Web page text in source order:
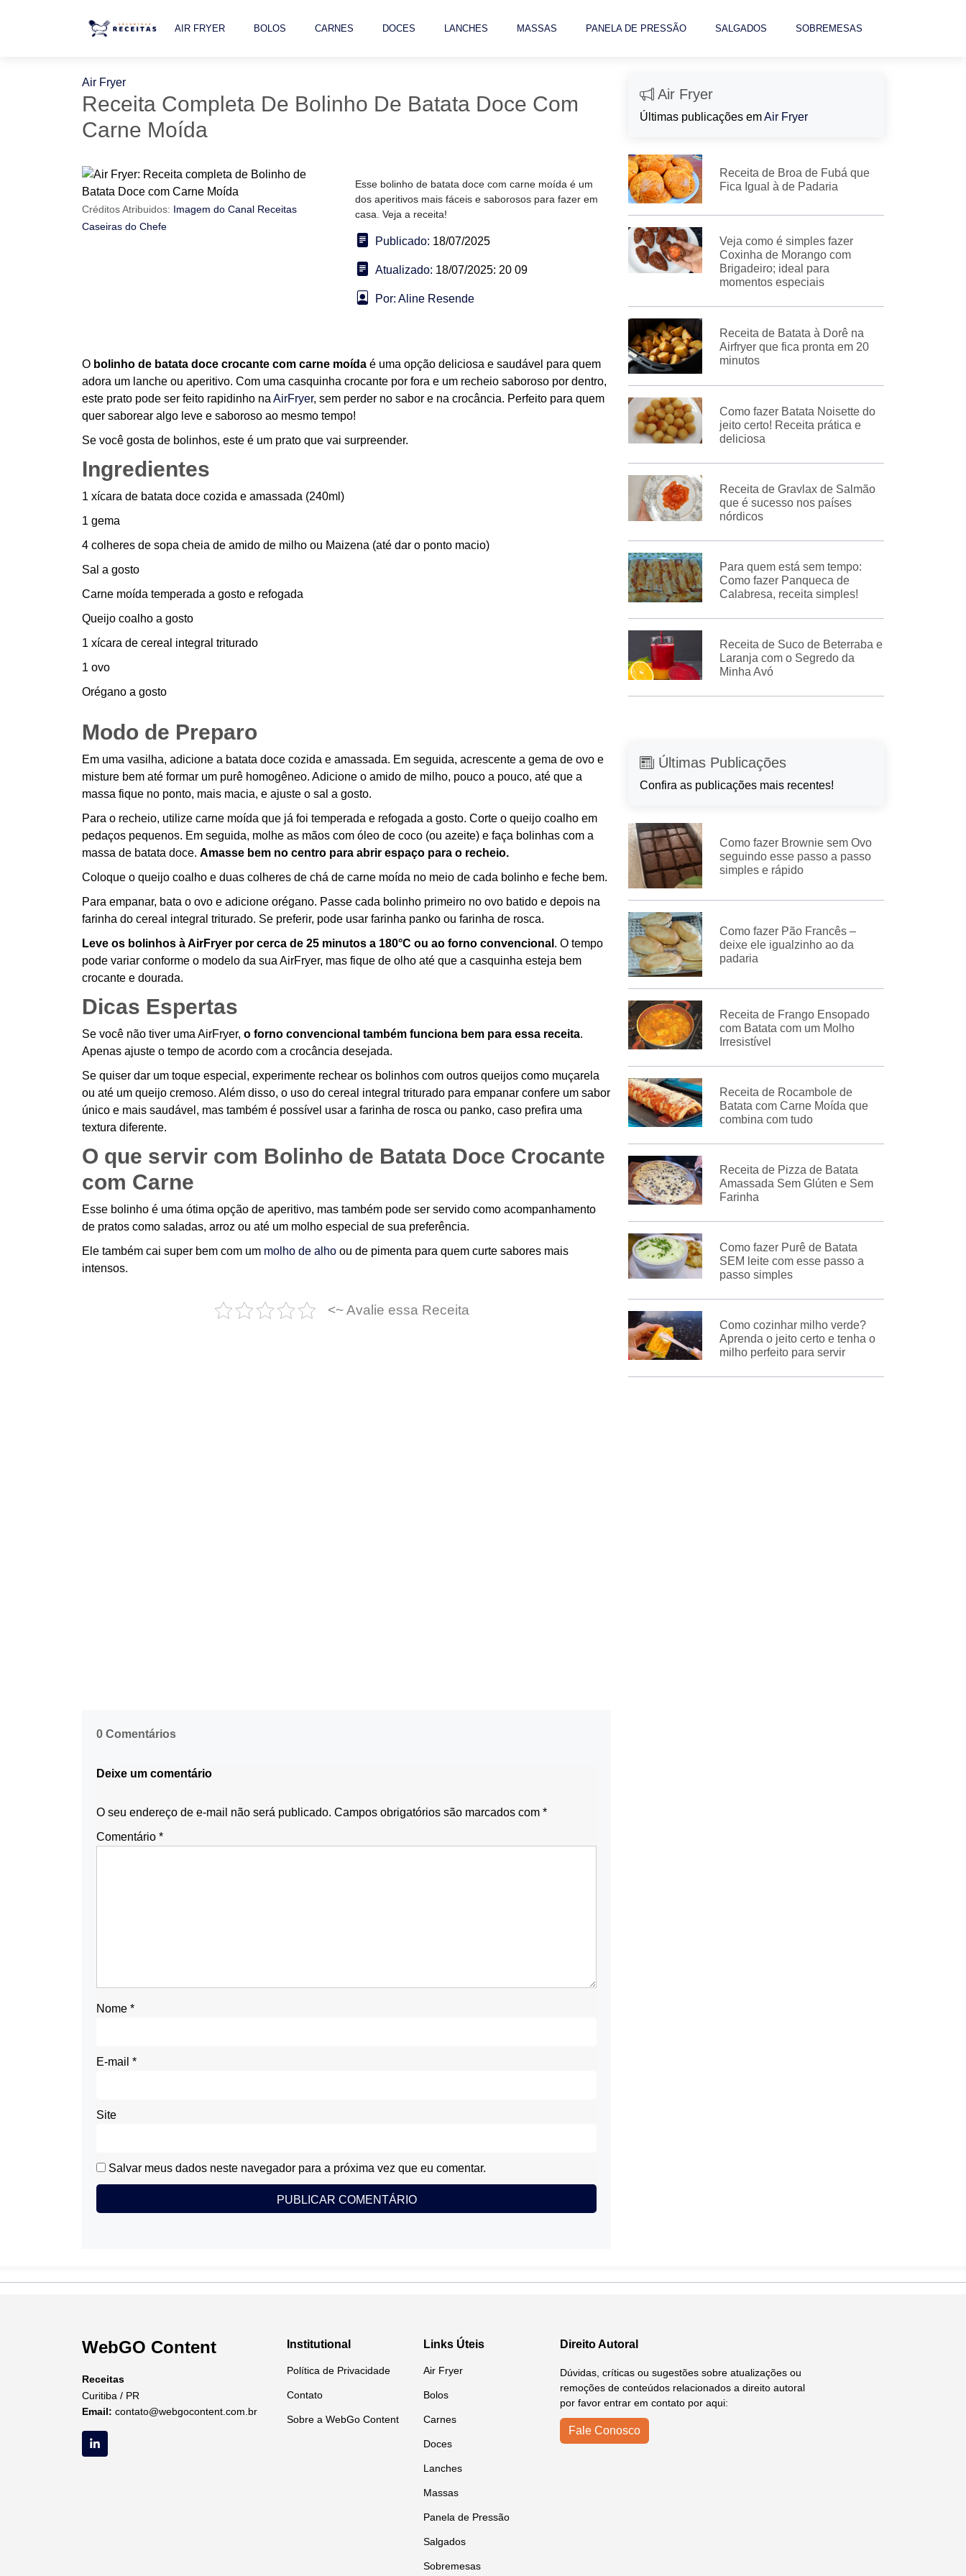
AIR FRYER BOLOS CARNES DOCES LANCHES MASSAS PANELA DE PRESSÃO SALGADOS SOBREMESAS
Air Fryer
Receita Completa De Bolinho De Batata Doce Com
Carne Moída
Créditos Atribuidos: Imagem do Canal Receitas
Caseiras do Chefe
Esse bolinho de batata doce com carne moída é um
dos aperitivos mais fáceis e saborosos para fazer em
casa. Veja a receita!
Publicado: 18/07/2025
Atualizado: 18/07/2025: 20 09
Por: Aline Resende
O bolinho de batata doce crocante com carne moída é uma opção deliciosa e saudável para quem
adora um lanche ou aperitivo. Com uma casquinha crocante por fora e um recheio saboroso por dentro,
este prato pode ser feito rapidinho na AirFryer, sem perder no sabor e na crocância. Perfeito para quem
quer saborear algo leve e saboroso ao mesmo tempo!
Se você gosta de bolinhos, este é um prato que vai surpreender.
Ingredientes
1 xícara de batata doce cozida e amassada (240ml)
1 gema
4 colheres de sopa cheia de amido de milho ou Maizena (até dar o ponto macio)
Sal a gosto
Carne moída temperada a gosto e refogada
Queijo coalho a gosto
1 xícara de cereal integral triturado
1 ovo
Orégano a gosto
Modo de Preparo
Em uma vasilha, adicione a batata doce cozida e amassada. Em seguida, acrescente a gema de ovo e
misture bem até formar um purê homogêneo. Adicione o amido de milho, pouco a pouco, até que a
massa fique no ponto, mais macia, e ajuste o sal a gosto.
Para o recheio, utilize carne moída que já foi temperada e refogada a gosto. Corte o queijo coalho em
pedaços pequenos. Em seguida, molhe as mãos com óleo de coco (ou azeite) e faça bolinhas com a
massa de batata doce. Amasse bem no centro para abrir espaço para o recheio.
Coloque o queijo coalho e duas colheres de chá de carne moída no meio de cada bolinho e feche bem.
Para empanar, bata o ovo e adicione orégano. Passe cada bolinho primeiro no ovo batido e depois na
farinha do cereal integral triturado. Se preferir, pode usar farinha panko ou farinha de rosca.
Leve os bolinhos à AirFryer por cerca de 25 minutos a 180°C ou ao forno convencional . O tempo
pode variar conforme o modelo da sua AirFryer, mas fique de olho até que a casquinha esteja bem
crocante e dourada.
Dicas Espertas
Se você não tiver uma AirFryer, o forno convencional também funciona bem para essa receita.
Apenas ajuste o tempo de acordo com a crocância desejada.
Se quiser dar um toque especial, experimente rechear os bolinhos com outros queijos como muçarela
ou até um queijo cremoso. Além disso, o uso do cereal integral triturado para empanar confere um sabor
único e mais saudável, mas também é possível usar a farinha de rosca ou panko, caso prefira uma
textura diferente.
O que servir com Bolinho de Batata Doce Crocante
com Carne
Esse bolinho é uma ótima opção de aperitivo, mas também pode ser servido como acompanhamento
de pratos como saladas, arroz ou até um molho especial de sua preferência.
Ele também cai super bem com um molho de alho ou de pimenta para quem curte sabores mais
intensos.
<~ Avalie essa Receita
0 Comentários
Deixe um comentário
O seu endereço de e-mail não será publicado. Campos obrigatórios são marcados com *
Comentário *
Nome *
E-mail *
Site
Salvar meus dados neste navegador para a próxima vez que eu comentar.
Air Fryer
Últimas publicações emAir Fryer
Receita de Broa de Fubá que
Fica Igual à de Padaria
Veja como é simples fazer
Coxinha de Morango com
Brigadeiro; ideal para
momentos especiais
Receita de Batata à Dorê na
Airfryer que fica pronta em 20
minutos
Como fazer Batata Noisette do
jeito certo! Receita prática e
deliciosa
Receita de Gravlax de Salmão
que é sucesso nos países
nórdicos
Para quem está sem tempo:
Como fazer Panqueca de
Calabresa, receita simples!
Receita de Suco de Beterraba e
Laranja com o Segredo da
Minha Avó
Últimas Publicações
Confira as publicações mais recentes!
Como fazer Brownie sem Ovo
seguindo esse passo a passo
simples e rápido
Como fazer Pão Francês –
deixe ele igualzinho ao da
padaria
Receita de Frango Ensopado
com Batata com um Molho
Irresistível
Receita de Rocambole de
Batata com Carne Moída que
combina com tudo
Receita de Pizza de Batata
Amassada Sem Glúten e Sem
Farinha
Como fazer Purê de Batata
SEM leite com esse passo a
passo simples
Como cozinhar milho verde?
Aprenda o jeito certo e tenha o
milho perfeito para servir
WebGO Content
Receitas
Curitiba / PR
Email: contato@webgocontent.com.br
Institutional
Política de Privacidade
Contato
Sobre a WebGo Content
Links Úteis
Air Fryer
Bolos
Carnes
Doces
Lanches
Massas
Panela de Pressão
Salgados
Sobremesas
Direito Autoral
Dúvidas, críticas ou sugestões sobre atualizações ou
remoções de conteúdos relacionados a direito autoral
por favor entrar em contato por aqui:
Fale Conosco